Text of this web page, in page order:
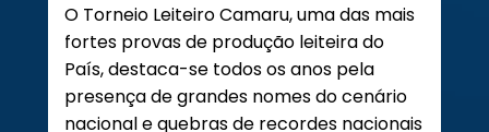
O Torneio Leiteiro Camaru, uma das mais
fortes provas de produção leiteira do
País, destaca-se todos os anos pela
presença de grandes nomes do cenário
nacional e quebras de recordes nacionais